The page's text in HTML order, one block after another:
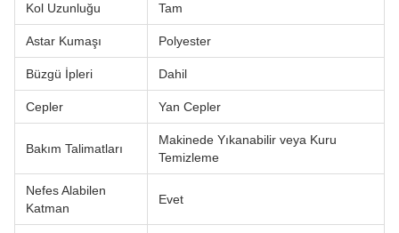
Kol Uzunluğu Tam
Astar Kumaşı Polyester
Büzgü İpleri Dahil
Cepler Yan Cepler
Bakım Talimatları
Makinede Yıkanabilir veya Kuru
Temizleme
Nefes Alabilen
Katman
Evet